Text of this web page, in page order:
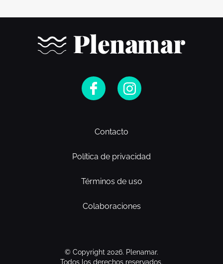
Contacto
Política de privacidad
Términos de uso
Colaboraciones
© Copyright 2026. Plenamar.
Todos los derechos reservados.